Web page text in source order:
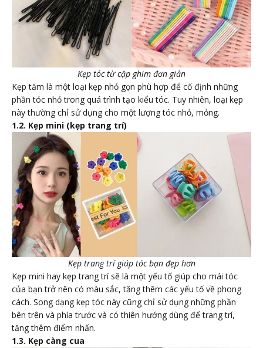
Kẹp tóc từ cặp ghim đơn giản
Kẹp tăm là một loại kẹp nhỏ gọn phù hợp để cố định những
phần tóc nhỏ trong quá trình tạo kiểu tóc. Tuy nhiên, loại kẹp
này thường chỉ sử dụng cho một lượng tóc nhỏ, mỏng.
1.2. Kẹp mini (kẹp trang trí)
Kẹp trang trí giúp tóc bạn đẹp hơn
Kẹp mini hay kẹp trang trí sẽ là một yếu tố giúp cho mái tóc
của bạn trở nên có màu sắc, tăng thêm các yếu tố về phong
cách. Song dạng kẹp tóc này cũng chỉ sử dụng những phần
bên trên và phía trước và có thiên hướng dùng để trang trí,
tăng thêm điểm nhấn.
1.3. Kẹp càng cua